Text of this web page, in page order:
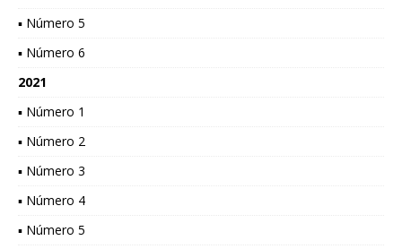
▪ Número 5
▪ Número 6
2021
▪ Número 1
▪ Número 2
▪ Número 3
▪ Número 4
▪ Número 5